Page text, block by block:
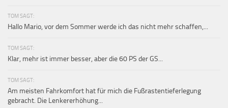
TOM SAGT:
Hallo Mario, vor dem Sommer werde ich das nicht mehr schaffen,...
TOM SAGT:
Klar, mehr ist immer besser, aber die 60 PS der GS...
TOM SAGT:
Am meisten Fahrkomfort hat für mich die Fußrastentieferlegung
gebracht. Die Lenkererhöhung...